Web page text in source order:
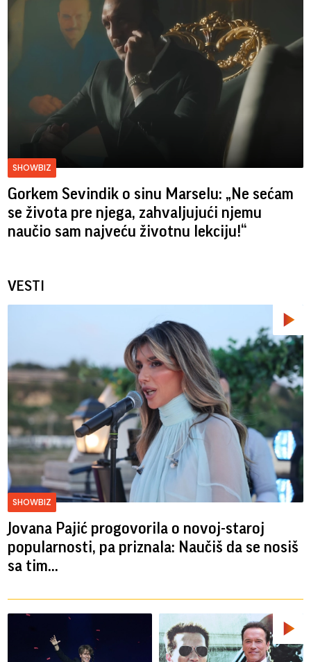
SHOWBIZ
Gorkem Sevindik o sinu Marselu: „Ne sećam
se života pre njega, zahvaljujući njemu
naučio sam najveću životnu lekciju!“
VESTI
SHOWBIZ
Jovana Pajić progovorila o novoj-staroj
popularnosti, pa priznala: Naučiš da se nosiš
sa tim...